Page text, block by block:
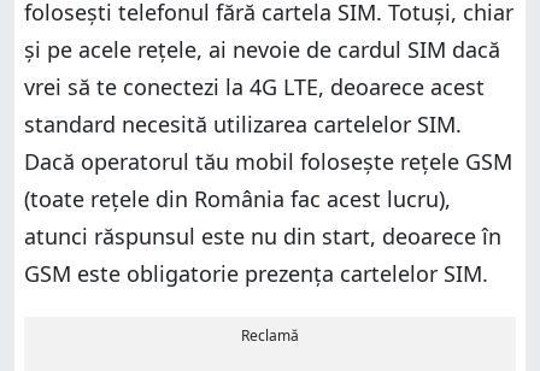
folosești telefonul fără cartela SIM. Totuși, chiar
și pe acele rețele, ai nevoie de cardul SIM dacă
vrei să te conectezi la 4G LTE, deoarece acest
standard necesită utilizarea cartelelor SIM.
Dacă operatorul tău mobil folosește rețele GSM
(toate rețele din România fac acest lucru),
atunci răspunsul este nu din start, deoarece în
GSM este obligatorie prezența cartelelor SIM.
Reclamă